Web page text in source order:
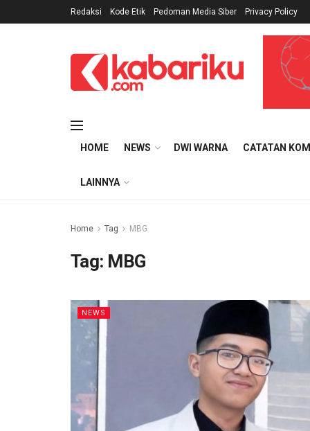
Redaksi Kode Etik Pedoman Media Siber Privacy Policy
HOME NEWS DWI WARNA CATATAN
LAINNYA
Home Tag MBG
Tag: MBG
NEWS